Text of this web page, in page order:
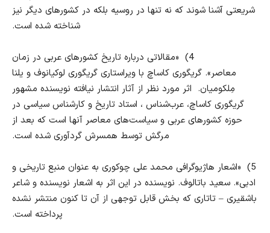
شریعتی آشنا شوند که نه تنها در روسیه بلکه در کشورهای دیگر نیز
شناخته شده است.
4)
«مقالاتی درباره تاریخ کشورهای عربی در زمان
معاصر». گریگوری کاساچ با ویراستاری گریگوری لوکیانوف و یلنا
مِلکومیان. اثر مورد نظر از آثار انتشار نیافته نویسنده مشهور
گریگوری کاساچ، عرب‌شناس ، استاد تاریخ و کارشناس سیاسی در
حوزه کشورهای عربی و سیاست‌های معاصر آنها است که بعد از
مرگش توسط همسرش گردآوری شده است.
5)
«اشعار هاژیوگرافی محمد علی چوکوری به عنوان منبع تاریخی و
ادبی». سعید باتالوف. نویسنده در این اثر به اشعار نویسنده و شاعر
باشقیری – تاتاری که بخش قابل توجهی از آن تا کنون منتشر نشده
پرداخته است.